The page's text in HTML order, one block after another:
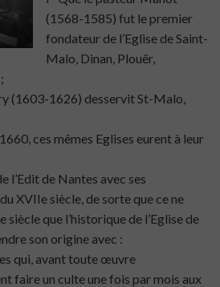
(1568-1585) fut le premier
fondateur de l’Eglise de Saint-
Malo, Dinan, Plouër,
(1603-1626) desservit St-Malo,
ces mêmes Eglises eurent à leur
l’Edit de Nantes avec ses
XVIIe siècle, de sorte que ce ne
siècle que l’historique de l’Eglise de
son origine avec :
qui, avant toute œuvre
faire un culte une fois par mois aux